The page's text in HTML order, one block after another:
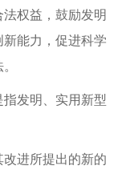
权益，鼓励发明
能力，促进科学
发明、实用新型
进所提出的新的